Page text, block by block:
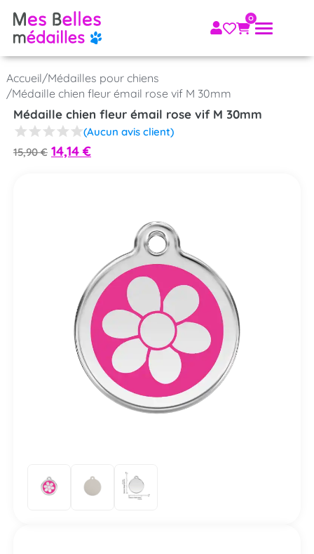
Accueil/Médailles pour chiens
/Médaille chien fleur émail rose vif M 30mm
Médaille chien fleur émail rose vif M 30mm
(Aucun avis client)
15,90€ 14,14 €